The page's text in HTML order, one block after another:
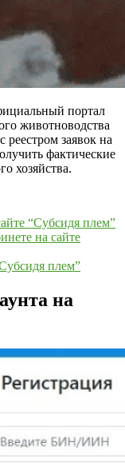
портал
животноводства
реестром заявок на
фактические
хозяйства.
“Субсидя плем”
на сайте
плем”
на